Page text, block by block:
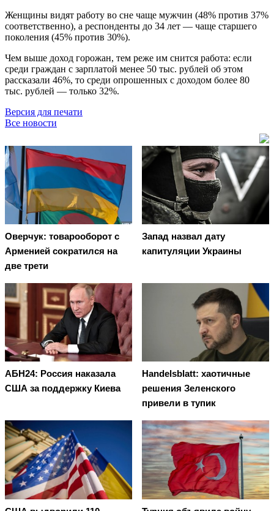
Женщины видят работу во сне чаще мужчин (48% против 37%
соответственно), а респонденты до 34 лет — чаще старшего
поколения (45% против 30%).
Чем выше доход горожан, тем реже им снится работа: если
среди граждан с зарплатой менее 50 тыс. рублей об этом
рассказали 46%, то среди опрошенных с доходом более 80
тыс. рублей — только 32%.
Версия для печати
Все новости
Оверчук: товарооборот с
Арменией сократился на
две трети
Запад назвал дату
капитуляции Украины
АБН24: Россия наказала
США за поддержку Киева
Handelsblatt: хаотичные
решения Зеленского
привели в тупик